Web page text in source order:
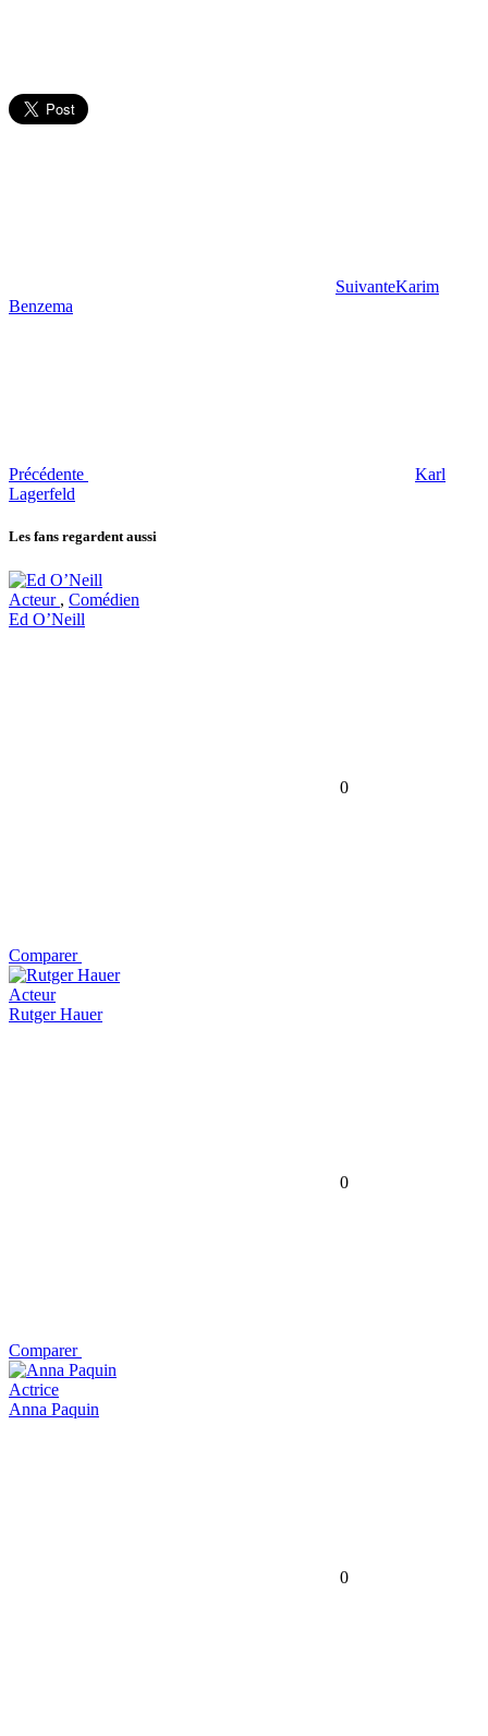
SuivanteKarim
Benzema
Précédente
Karl
Lagerfeld
Les fans regardent aussi
Acteur , Comédien
Ed O’Neill
0
Comparer
Acteur
Rutger Hauer
0
Comparer
Actrice
Anna Paquin
0